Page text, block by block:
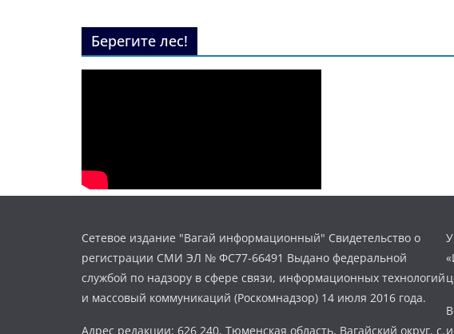
Берегите лес!
Сетевое издание "Вагай информационный" Свидетельство о
регистрации СМИ ЭЛ № ФС77-66491 Выдано федеральной
службой по надзору в сфере связи, информационных технологий
и массовый коммуникаций (Роскомнадзор) 14 июля 2016 года.
Адрес редакции: 626 240, Тюменская область, Вагайский округ, с.